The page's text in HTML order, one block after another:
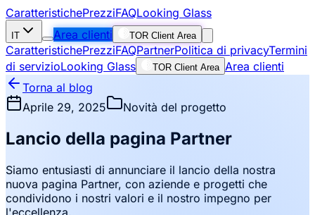
CaratteristichePrezziFAQLooking Glass
IT Area clienti TOR Client Area
CaratteristichePrezziFAQPartnerPolitica di privacyTermini
di servizioLooking Glass TOR Client Area Area clienti
Torna al blog
Aprile 29, 2025
Novità del progetto
Lancio della pagina Partner
Siamo entusiasti di annunciare il lancio della nostra
nuova pagina Partner, con aziende e progetti che
condividono i nostri valori e il nostro impegno per
l'eccellenza.